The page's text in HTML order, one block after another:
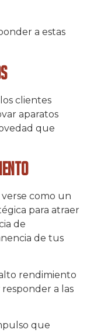
a estas
clientes
aparatos
que
como un
para atraer
de
de tus
rendimiento
a las
que